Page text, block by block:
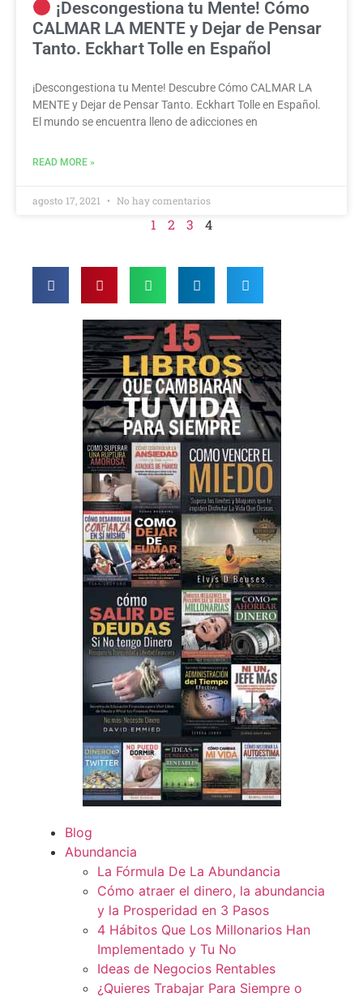
¡Descongestiona tu Mente! Cómo
CALMAR LA MENTE y Dejar de Pensar
Tanto. Eckhart Tolle en Español
¡Descongestiona tu Mente! Descubre Cómo CALMAR LA
MENTE y Dejar de Pensar Tanto. Eckhart Tolle en Español.
El mundo se encuentra lleno de adicciones en
READ MORE »
agosto 17, 2021 No hay comentarios
1 2 3 4
Blog
Abundancia
La Fórmula De La Abundancia
Cómo atraer el dinero, la abundancia
y la Prosperidad en 3 Pasos
4 Hábitos Que Los Millonarios Han
Implementado y Tu No
Ideas de Negocios Rentables
¿Quieres Trabajar Para Siempre o